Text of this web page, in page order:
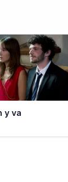
y va